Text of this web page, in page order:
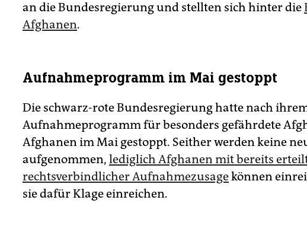
an die Bundesregierung und stellten sich hinter die
Afghanen.
Aufnahmeprogramm im Mai gestoppt
Die schwarz-rote Bundesregierung hatte nach
Aufnahmeprogramm für besonders gefährdete
Afghanen im Mai gestoppt. Seither werden keine
aufgenommen, lediglich Afghanen mit bereits
rechtsverbindlicher Aufnahmezusagekönnen
sie dafür Klage einreichen.